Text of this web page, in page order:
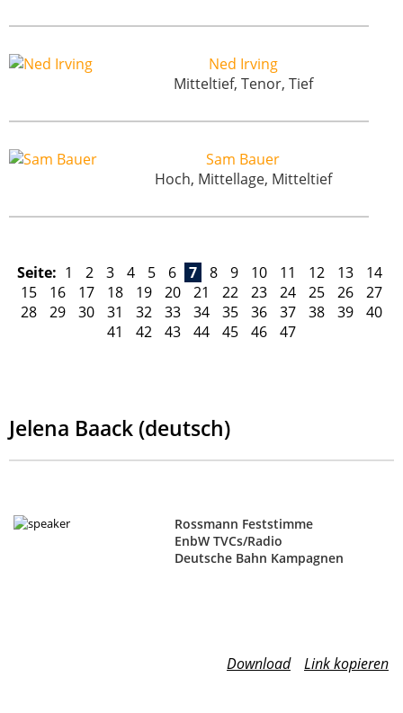
Ned Irving
Mitteltief, Tenor, Tief
Sam Bauer
Hoch, Mittellage, Mitteltief
Seite: 1 2 3 4 5 6 7 8 9 10 11 12 13
14
15
16 17 18 19 20 21 22 23 24 25 26
27
28
29 30 31 32 33 34 35 36 37 38 39
40
41
42 43 44 45 46 47
Jelena Baack (deutsch)
Rossmann Feststimme
EnbW TVCs/Radio
Deutsche Bahn Kampagnen
Download Link kopieren